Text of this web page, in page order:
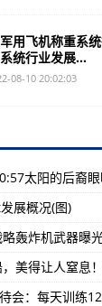
用飞机称重系
统行业发展...
08-10 20:02:03
太阳的后裔
展概况(图)
轰炸机武器曝
美得让人窒息！
会：每天训练